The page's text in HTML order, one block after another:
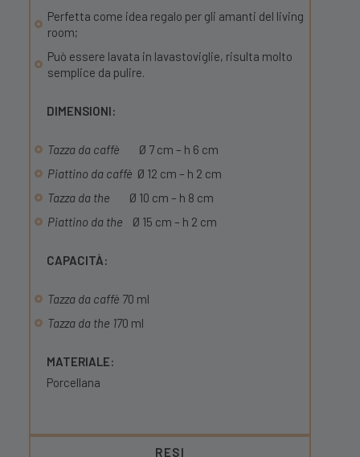
Perfetta come idea regalo per gli amanti del living
room;
Può essere lavata in lavastoviglie, risulta molto
semplice da pulire.
DIMENSIONI:
Tazza da caffè Ø 7 cm – h 6 cm
Piattino da caffè Ø 12 cm – h 2 cm
Tazza da the Ø 10 cm – h 8 cm
Piattino da the
Ø 15 cm – h 2 cm
CAPACITÀ:
Tazza da caffè 70 ml
Tazza da the 170 ml
MATERIALE:
Porcellana
RESI